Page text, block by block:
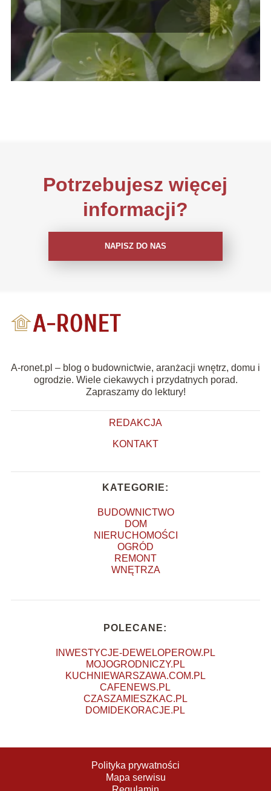
ciemiernik
Potrzebujesz więcej
informacji?
NAPISZ DO NAS
A-ronet.pl – blog o budownictwie, aranżacji wnętrz, domu i
ogrodzie. Wiele ciekawych i przydatnych porad.
Zapraszamy do lektury!
REDAKCJA
KONTAKT
KATEGORIE:
BUDOWNICTWO
DOM
NIERUCHOMOŚCI
OGRÓD
REMONT
WNĘTRZA
POLECANE:
INWESTYCJE-DEWELOPEROW.PL
MOJOGRODNICZY.PL
KUCHNIEWARSZAWA.COM.PL
CAFENEWS.PL
CZASZAMIESZKAC.PL
DOMIDEKORACJE.PL
Polityka prywatności
Mapa serwisu